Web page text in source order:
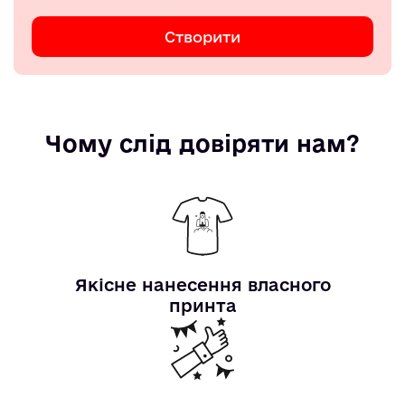
Створити
Чому слід довіряти нам?
Якісне нанесення власного
принта